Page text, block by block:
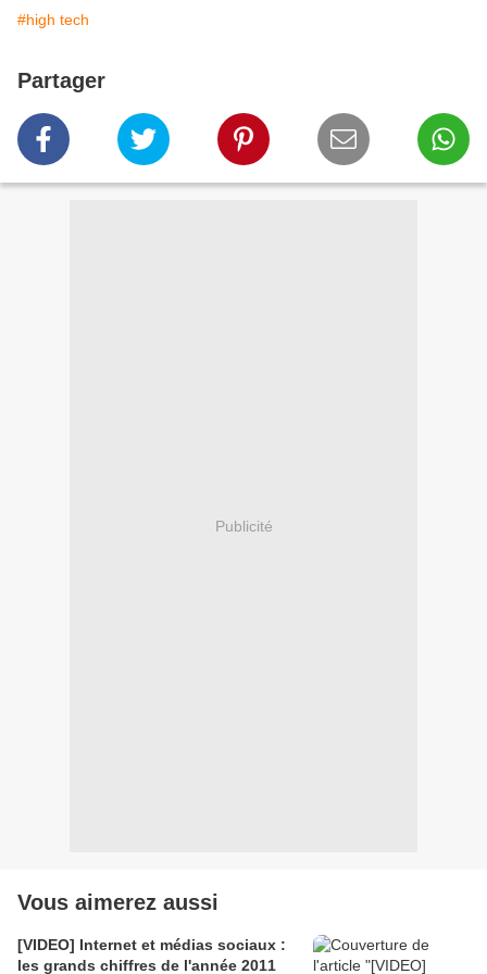
#high tech
Partager
Publicité
Vous aimerez aussi
[VIDEO] Internet et médias sociaux :
les grands chiffres de l'année 2011